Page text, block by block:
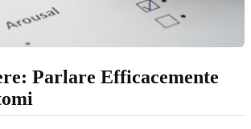
Parlare Efficacemente